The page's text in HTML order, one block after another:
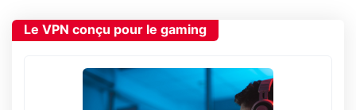
Le VPN conçu pour le gaming